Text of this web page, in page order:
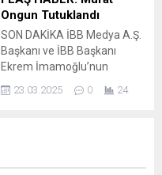
(ADASO) Başkanı Zeki
Kıvanç, yeni düzenlemenin
Adana’nın mevcut sanayi
altyapısını güçlendirmeyi ve
üretimde teknoloji...
Ongun Tutuklandı
SON DAKİKA İBB Medya A.Ş.
Başkanı ve İBB Başkanı
Ekrem İmamoğlu’nun
danışmanı Murat Ongun
devam eden soruşturma
23.03.2025 0 24